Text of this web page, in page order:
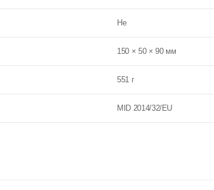
Не
150 × 50 × 90 мм
551 г
MID 2014/32/EU